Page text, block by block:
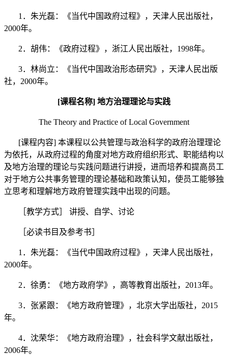
1 ．朱光磊：《当代中国政府过程》，天津人民出版社，
2000年。
2．胡伟：《政府过程》，浙江人民出版社， 1998年。
3．林尚立：《当代中国政治形态研究》，天津人民出版
社， 2000年。
[课程名称] 地方治理理论与实践
The Theory and Practice of Local Government
[课程内容] 本课程以公共管理与政治科学的政府治理理论
为依托，从政府过程的角度对地方政府组织形式、职能结构以
及地方治理的理论与实践问题进行讲授，进而培养和提高员工
对于地方公共事务管理的理论基础和政策认知，使员工能够独
立思考和理解地方政府管理实践中出现的问题。
［教学方式］ 讲授、自学、讨论
［必读书目及参考书］
1 ．朱光磊：《当代中国政府过程》，天津人民出版社，
2000年。
2．徐勇：《地方政府学》，高等教育出版社， 2013年。
3．张紧跟：《地方政府管理》，北京大学出版社， 2015
年。
4．沈荣华：《地方政府治理》，社会科学文献出版社，
2006年。